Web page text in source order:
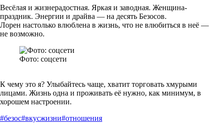
Весёлая и жизнерадостная. Яркая и заводная. Женщина-
праздник. Энергии и драйва — на десять Безосов.
Лорен настолько влюблена в жизнь, что не влюбиться в неё —
не возможно.
Фото: соцсети
К чему это я? Улыбайтесь чаще, хватит торговать хмурыми
лицами. Жизнь одна и проживать её нужно, как минимум, в
хорошем настроении.
#безос#вкусжизни#отношения